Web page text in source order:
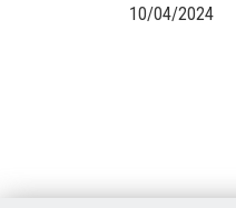
10/04/2024